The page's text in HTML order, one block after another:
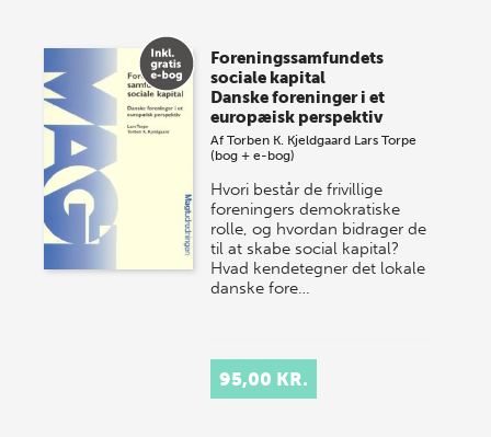
Foreningssamfundets
sociale kapital
Danske foreninger i et
europæisk perspektiv
AfTorben K. Kjeldgaard Lars Torpe
(bog + e-bog)
Hvori består de frivillige
foreningers demokratiske
rolle, og hvordan bidrager de
til at skabe social kapital?
Hvad kendetegner det lokale
danske fore…
95,00 KR.